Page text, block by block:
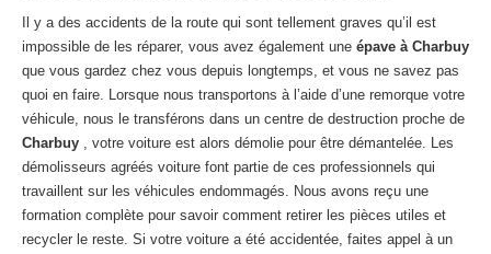
Centreagréé VHU 93 : casse auto avec destruction
Centreagréé VHU 94 : casse auto avec destruction
Centreagréé VHU 95 : casse auto avec destruction
DOCUMENTSÀ JOINDRE
RACHATVÉHICULES
Il y a des accidents de la route qui sont tellement graves qu’il est
impossible de les réparer, vous avez également une épave à Charbuy
que vous gardez chez vous depuis longtemps, et vous ne savez pas
quoi en faire. Lorsque nous transportons à l’aide d’une remorque votre
véhicule, nous le transférons dans un centre de destruction proche de
Charbuy , votre voiture est alors démolie pour être démantelée. Les
démolisseurs agréés voiture font partie de ces professionnels qui
travaillent sur les véhicules endommagés. Nous avons reçu une
formation complète pour savoir comment retirer les pièces utiles et
recycler le reste. Si votre voiture a été accidentée, faites appel à un